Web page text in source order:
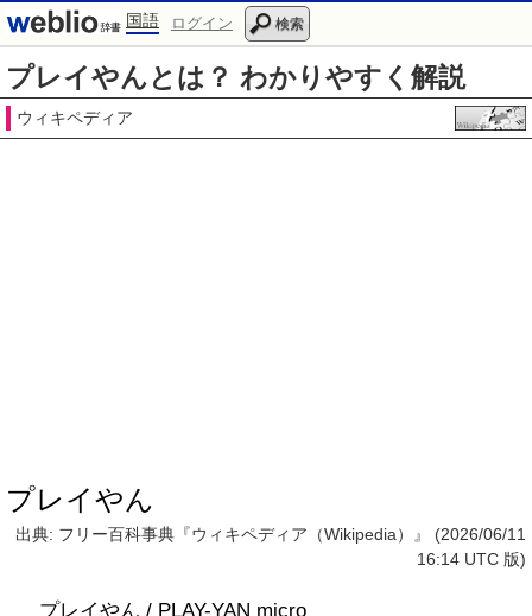
国語 ログイン 検索
プレイやんとは？ わかりやすく解説
ウィキペディア
プレイやん
出典: フリー百科事典『ウィキペディア（Wikipedia）』 (2026/06/11
16:14 UTC 版)
プレイやん / PLAY-YAN micro